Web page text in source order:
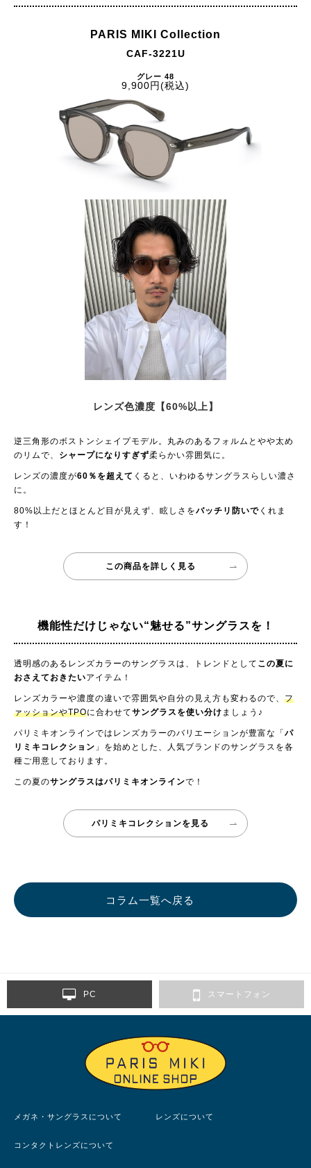
PARIS MIKI Collection
CAF-3221U
グレー 48
9,900円(税込)
レンズ色濃度【60%以上】
逆三角形のボストンシェイプモデル。丸みのあるフォルムとやや太め
のリムで、 シャープになりすぎず柔らかい雰囲気に。
レンズの濃度が60％を超えて くると、いわゆるサングラスらしい濃さ
に。
80%以上だとほとんど目が見えず、眩しさをバッチリ防いで くれま
す！
この商品を詳しく見る
機能性だけじゃない“魅せる”サングラスを！
透明感のあるレンズカラーのサングラスは、トレンドとして この夏に
おさえておきたいアイテム！
レンズカラーや濃度の違いで雰囲気や自分の見え方も変わるので、 フ
ァッションやTPOに合わせてサングラスを使い分け ましょう♪
パリミキオンラインではレンズカラーのバリエーションが豊富な「 パ
リミキコレクション 」を始めとした、人気ブランドのサングラスを各
種ご用意しております。
この夏のサングラスはパリミキオンラインで！
パリミキコレクションを見る
コラム一覧へ戻る
PC スマートフォン
メガネ・サングラスについて レンズについて
コンタクトレンズについて